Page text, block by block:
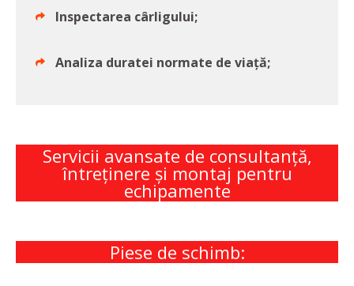
Inspectarea cârligului;
Analiza duratei normate de viață;
Servicii avansate de consultanță,
întreţinere și montaj pentru
echipamente
Piese de schimb: